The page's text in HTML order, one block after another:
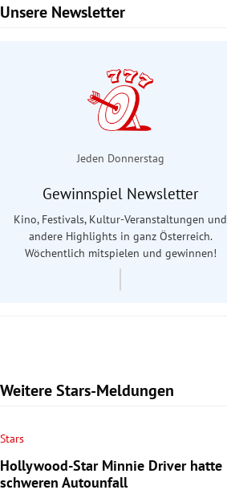
Unsere Newsletter
Slide 1 von 6
Jeden Donnerstag
Gewinnspiel Newsletter
Kino, Festivals, Kultur-Veranstaltungen und
andere Highlights in ganz Österreich.
Wöchentlich mitspielen und gewinnen!
Weitere Stars-Meldungen
Stars
Hollywood-Star Minnie Driver hatte
schweren Autounfall